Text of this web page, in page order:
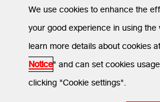
ข้อกำหนดและเงื่อนไข
We use cookies to enhance the
your good experience in using the
learn more details about cookies
Notice" and can set cookies
clicking "Cookie settings".